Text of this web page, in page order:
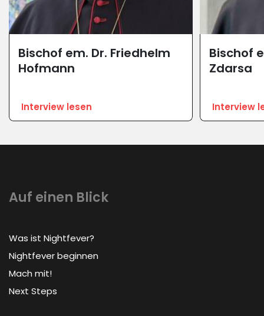
Bischof em. Dr. Friedhelm
Hofmann
Interview lesen
Bischof
Zdarsa
Interview
Auf einen Blick
Was ist Nightfever?
Nightfever beginnen
Mach mit!
Next Steps